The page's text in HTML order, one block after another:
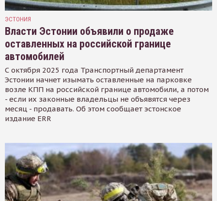
ЭСТОНИЯ
Власти Эстонии объявили о продаже
оставленных на российской границе
автомобилей
С октября 2025 года Транспортный департамент
Эстонии начнет изымать оставленные на парковке
возле КПП на российской границе автомобили, а потом
- если их законные владельцы не объявятся через
месяц - продавать. Об этом сообщает эстонское
издание ERR